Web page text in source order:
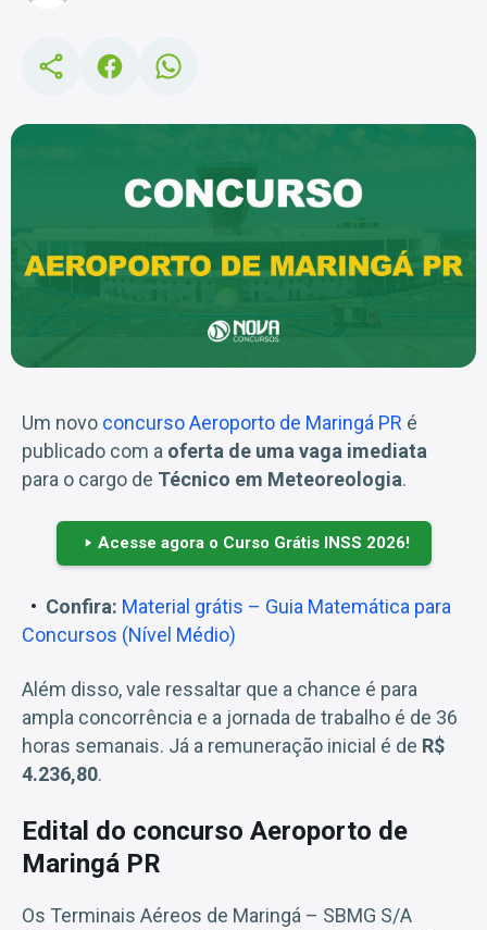
Um novo concurso Aeroporto de Maringá PR é
publicado com a oferta de uma vaga imediata
para o cargo de Técnico em Meteoreologia.
Acesse agora o Curso Grátis INSS 2026!
Confira: Material grátis – Guia Matemática para
Concursos (Nível Médio)
Além disso, vale ressaltar que a chance é para
ampla concorrência e a jornada de trabalho é de 36
horas semanais. Já a remuneração inicial é de R$
4.236,80.
Edital do concurso Aeroporto de
Maringá PR
Os Terminais Aéreos de Maringá – SBMG S/A